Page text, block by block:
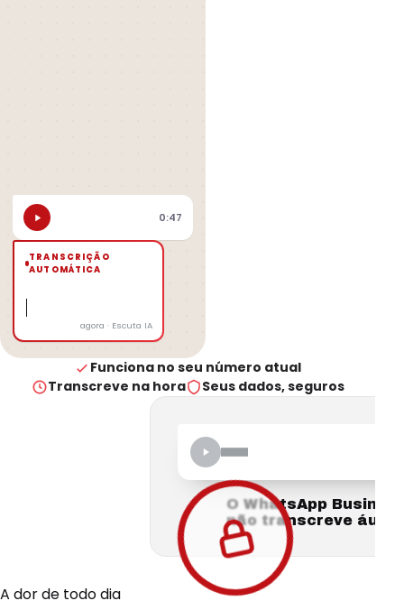
0:47
TRANSCRIÇÃO
AUTOMÁTICA
agora · Escuta IA
Funciona no seu número atual
Transcreve na hora
Seus dados, seguros
O WhatsApp
não transcreve
A dor de todo dia